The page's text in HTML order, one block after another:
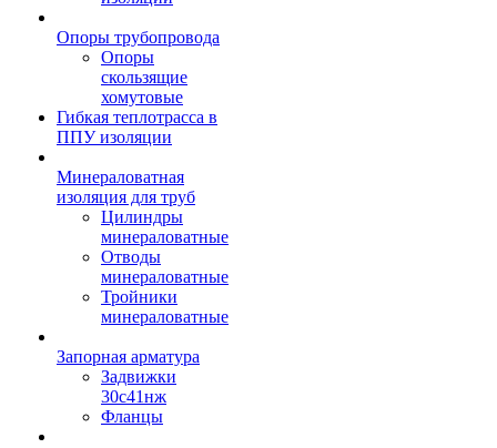
Опоры трубопровода
Опоры
скользящие
хомутовые
Гибкая теплотрасса в
ППУ изоляции
Минераловатная
изоляция для труб
Цилиндры
минераловатные
Отводы
минераловатные
Тройники
минераловатные
Запорная арматура
Задвижки
30с41нж
Фланцы